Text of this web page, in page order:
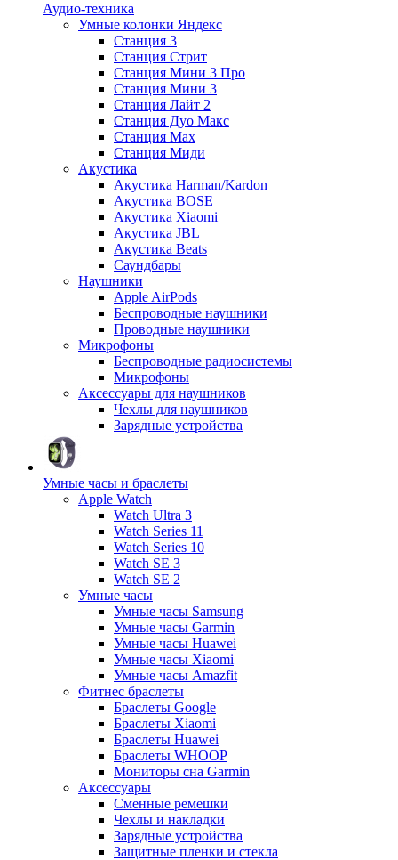
Аудио-техника
Умные колонки Яндекс
Станция 3
Станция Стрит
Станция Мини 3 Про
Станция Мини 3
Станция Лайт 2
Станция Дуо Макс
Станция Max
Станция Миди
Акустика
Акустика Harman/Kardon
Акустика BOSE
Акустика Xiaomi
Акустика JBL
Акустика Beats
Саундбары
Наушники
Apple AirPods
Беспроводные наушники
Проводные наушники
Микрофоны
Беспроводные радиосистемы
Микрофоны
Аксессуары для наушников
Чехлы для наушников
Зарядные устройства
Умные часы и браслеты
Apple Watch
Watch Ultra 3
Watch Series 11
Watch Series 10
Watch SE 3
Watch SE 2
Умные часы
Умные часы Samsung
Умные часы Garmin
Умные часы Huawei
Умные часы Xiaomi
Умные часы Amazfit
Фитнес браслеты
Браслеты Google
Браслеты Xiaomi
Браслеты Huawei
Браслеты WHOOP
Мониторы сна Garmin
Аксессуары
Сменные ремешки
Чехлы и накладки
Зарядные устройства
Защитные пленки и стекла